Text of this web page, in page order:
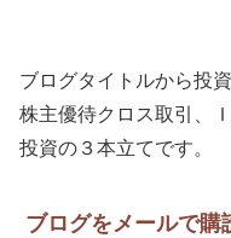
ブログタイトルから投
株主優待クロス取引、
投資の３本立てです。
ブログをメールで購